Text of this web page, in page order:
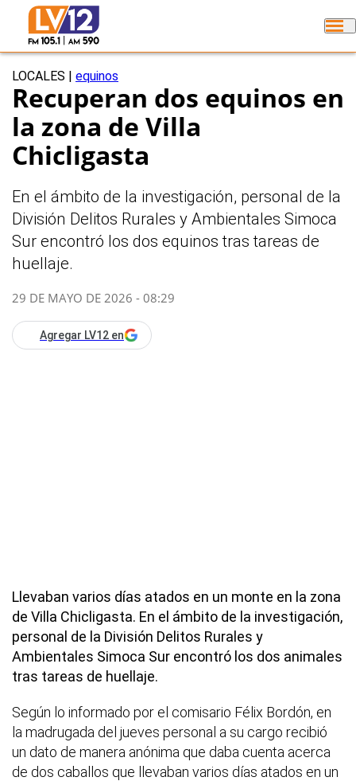
LOCALES equinos
Recuperan dos equinos en
la zona de Villa
Chicligasta
En el ámbito de la investigación, personal de la
División Delitos Rurales y Ambientales Simoca
Sur encontró los dos equinos tras tareas de
huellaje.
29 DE MAYO DE 2026 - 08:29
Agregar LV12 en
Llevaban varios días atados en un monte en la zona
de Villa Chicligasta. En el ámbito de la investigación,
personal de la División Delitos Rurales y
Ambientales Simoca Sur encontró los dos animales
tras tareas de huellaje.
Según lo informado por el comisario Félix Bordón, en
la madrugada del jueves personal a su cargo recibió
un dato de manera anónima que daba cuenta acerca
de dos caballos que llevaban varios días atados en un